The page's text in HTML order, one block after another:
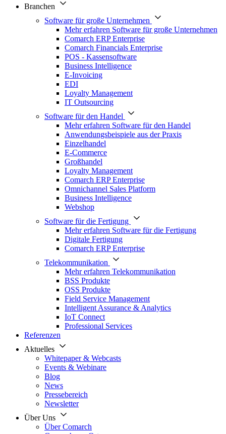
Branchen
Software für große Unternehmen
Mehr erfahren Software für große Unternehmen
Comarch ERP Enterprise
Comarch Financials Enterprise
POS - Kassensoftware
Business Intelligence
E-Invoicing
EDI
Loyalty Management
IT Outsourcing
Software für den Handel
Mehr erfahren Software für den Handel
Anwendungsbeispiele aus der Praxis
Einzelhandel
E-Commerce
Großhandel
Loyalty Management
Comarch ERP Enterprise
Omnichannel Sales Platform
Business Intelligence
Webshop
Software für die Fertigung
Mehr erfahren Software für die Fertigung
Digitale Fertigung
Comarch ERP Enterprise
Telekommunikation
Mehr erfahren Telekommunikation
BSS Produkte
OSS Produkte
Field Service Management
Intelligent Assurance & Analytics
IoT Connect
Professional Services
Referenzen
Aktuelles
Whitepaper & Webcasts
Events & Webinare
Blog
News
Pressebereich
Newsletter
Über Uns
Über Comarch